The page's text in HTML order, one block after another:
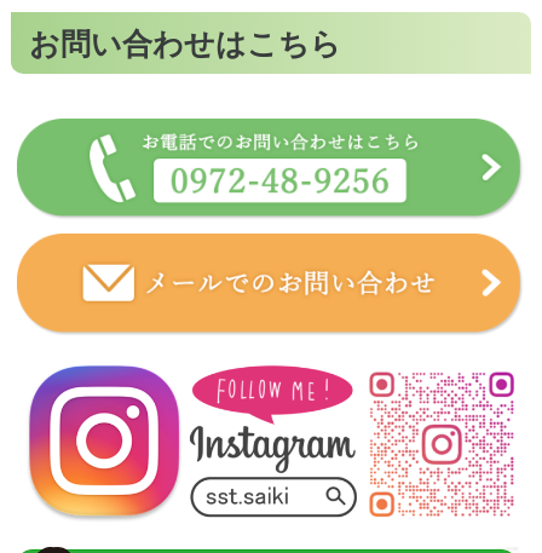
お問い合わせはこちら